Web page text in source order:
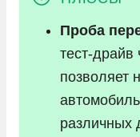
Проба
тест-драйв
позволяет
различных